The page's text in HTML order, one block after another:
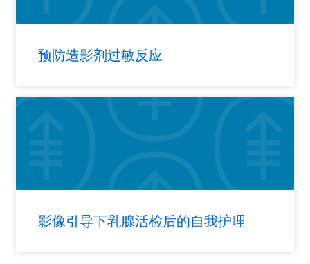
预防造影剂过敏反应
影像引导下乳腺活检后的自我护理